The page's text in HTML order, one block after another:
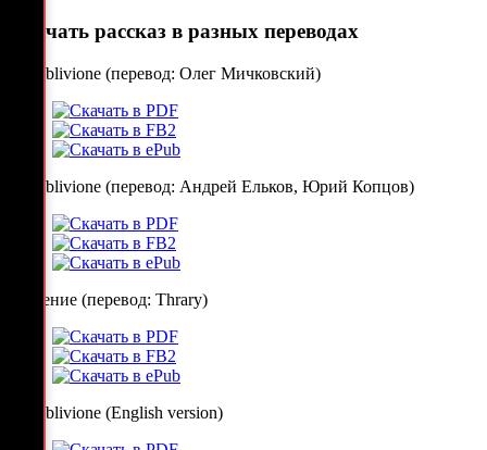
Скачать рассказ в разных переводах
Ex Oblivione (перевод: Олег Мичковский)
Ex Oblivione (перевод: Андрей Ельков, Юрий Копцов)
Забвение (перевод: Thrary)
Ex Oblivione (English version)